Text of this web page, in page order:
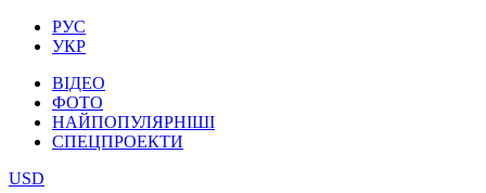
РУС
УКР
ВІДЕО
ФОТО
НАЙПОПУЛЯРНІШІ
СПЕЦПРОЕКТИ
USD